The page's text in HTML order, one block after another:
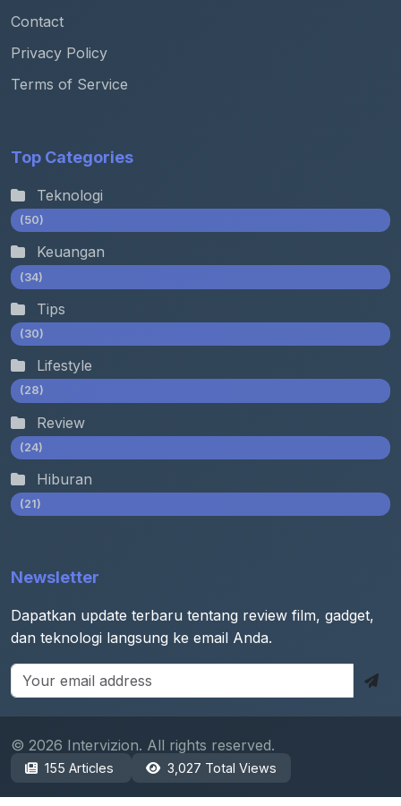
Contact
Privacy Policy
Terms of Service
Top Categories
Teknologi
(50)
Keuangan
(34)
Tips
(30)
Lifestyle
(28)
Review
(24)
Hiburan
(21)
Newsletter
Dapatkan update terbaru tentang review film, gadget,
dan teknologi langsung ke email Anda.
© 2026 Intervizion. All rights reserved.
155 Articles 3,027 Total Views